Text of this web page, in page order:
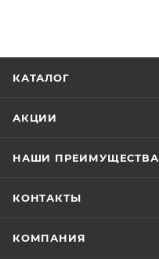
КАТАЛОГ
АКЦИИ
НАШИ ПРЕИМУЩЕСТВА
КОНТАКТЫ
КОМПАНИЯ